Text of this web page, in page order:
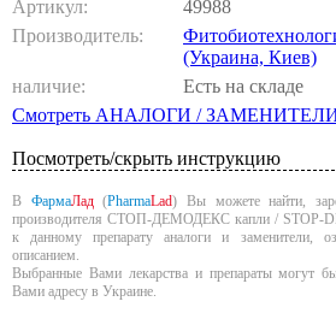
Артикул:
49988
Производитель:
(Украина, Киев)
наличие:
Есть на складе
Смотреть АНАЛОГИ /
Посмотреть/скрыть инструкцию
В ФармаЛад(PharmaLad) Вы можете найти,
производителя СТОП-ДЕМОДЕКС капли / STOP-
к данному препарату аналоги и заменители,
описанием.
Выбранные Вами лекарства и препараты могут
Вами адресу в Украине.